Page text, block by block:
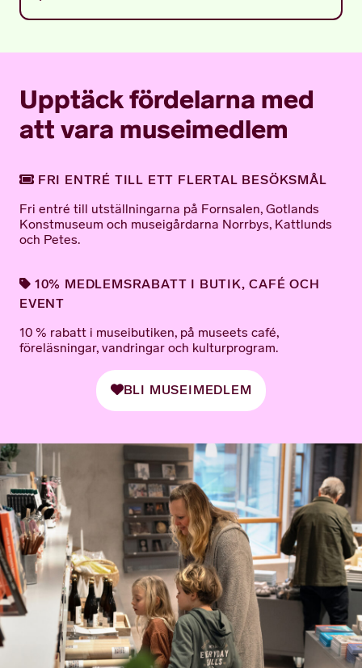
Upptäck fördelarna med
att vara museimedlem
FRI ENTRÉ TILL ETT FLERTAL BESÖKSMÅL
Fri entré till utställningarna på Fornsalen, Gotlands
Konstmuseum och museigårdarna Norrbys, Kattlunds
och Petes.
10% MEDLEMSRABATT I BUTIK, CAFÉ OCH
EVENT
10 % rabatt i museibutiken, på museets café,
föreläsningar, vandringar och kulturprogram.
BLI MUSEIMEDLEM